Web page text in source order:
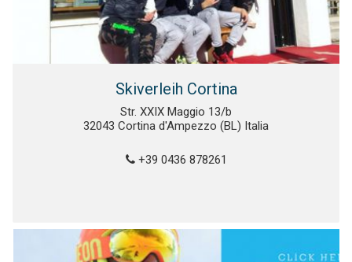
Skiverleih Cortina
Str. XXIX Maggio 13/b
32043 Cortina d'Ampezzo (BL) Italia
+39 0436 878261